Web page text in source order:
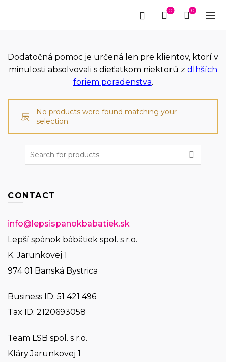
0 0
Dodatočná pomoc je určená len pre klientov, ktorí v
minulosti absolvovali s dieťatkom niektorú z dlhších
foriem poradenstva.
No products were found matching your
selection.
Search
CONTACT
info@lepsispanokbabatiek.sk
Lepší spánok bábätiek spol. s r.o.
K. Jarunkovej 1
974 01 Banská Bystrica
Business ID: 51 421 496
Tax ID: 2120693058
Team LSB spol. s r.o.
Kláry Jarunkovej 1